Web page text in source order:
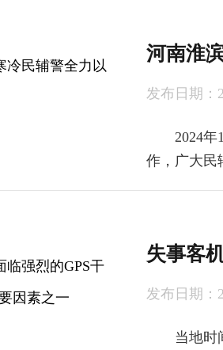
河南淮
发布日期：
2024年12
作，广大民
失事客
发布日期：
当地时间